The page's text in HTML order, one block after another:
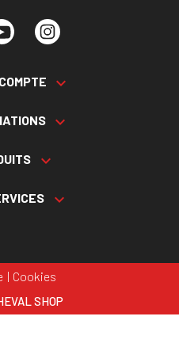
YouTube




Cookies
SHOP